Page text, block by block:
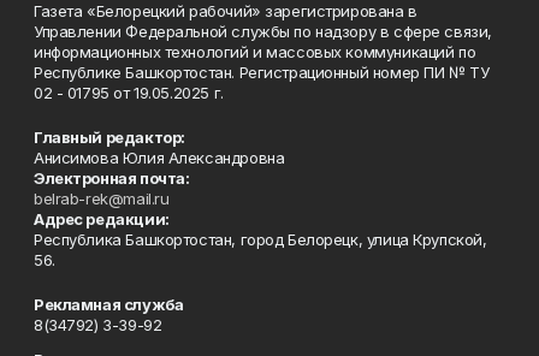
Газета «Белорецкий рабочий» зарегистрирована в
Управлении Федеральной службы по надзору в сфере связи,
информационных технологий и массовых коммуникаций по
Республике Башкортостан. Регистрационный номер ПИ № ТУ
02 - 01795 от 19.05.2025 г.
Главный редактор:
Анисимова Юлия Александровна
Электронная почта:
belrab-rek@mail.ru
Адрес редакции:
Республика Башкортостан, город Белорецк, улица Крупской,
56.
Рекламная служба
8(34792) 3-39-92